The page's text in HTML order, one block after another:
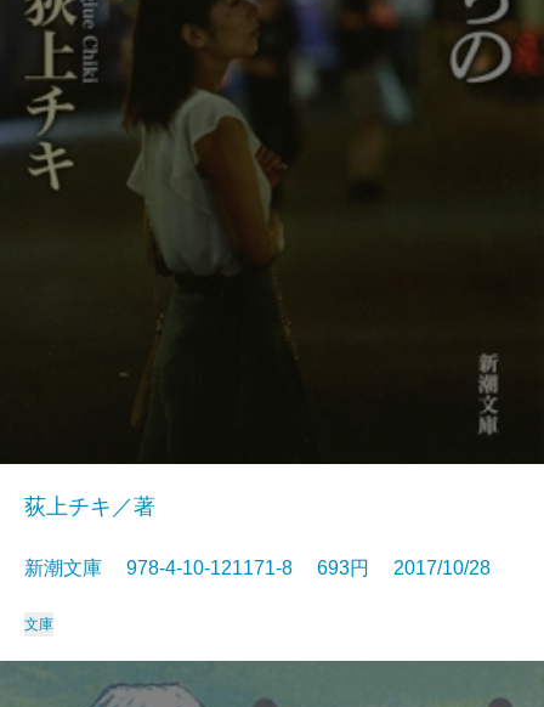
荻上チキ／著
新潮文庫 978-4-10-121171-8 693円 2017/10/28
文庫